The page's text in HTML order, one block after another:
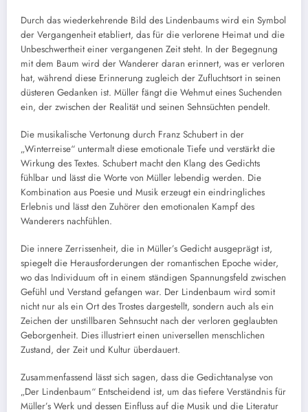
Durch das wiederkehrende Bild des Lindenbaums wird ein Symbol
der Vergangenheit etabliert, das für die verlorene Heimat und die
Unbeschwertheit einer vergangenen Zeit steht. In der Begegnung
mit dem Baum wird der Wanderer daran erinnert, was er verloren
hat, während diese Erinnerung zugleich der Zufluchtsort in seinen
düsteren Gedanken ist. Müller fängt die Wehmut eines Suchenden
ein, der zwischen der Realität und seinen Sehnsüchten pendelt.
Die musikalische Vertonung durch Franz Schubert in der
„Winterreise“ untermalt diese emotionale Tiefe und verstärkt die
Wirkung des Textes. Schubert macht den Klang des Gedichts
fühlbar und lässt die Worte von Müller lebendig werden. Die
Kombination aus Poesie und Musik erzeugt ein eindringliches
Erlebnis und lässt den Zuhörer den emotionalen Kampf des
Wanderers nachfühlen.
Die innere Zerrissenheit, die in Müller’s Gedicht ausgeprägt ist,
spiegelt die Herausforderungen der romantischen Epoche wider,
wo das Individuum oft in einem ständigen Spannungsfeld zwischen
Gefühl und Verstand gefangen war. Der Lindenbaum wird somit
nicht nur als ein Ort des Trostes dargestellt, sondern auch als ein
Zeichen der unstillbaren Sehnsucht nach der verloren geglaubten
Geborgenheit. Dies illustriert einen universellen menschlichen
Zustand, der Zeit und Kultur überdauert.
Zusammenfassend lässt sich sagen, dass die Gedichtanalyse von
„Der Lindenbaum“ Entscheidend ist, um das tiefere Verständnis für
Müller’s Werk und dessen Einfluss auf die Musik und die Literatur